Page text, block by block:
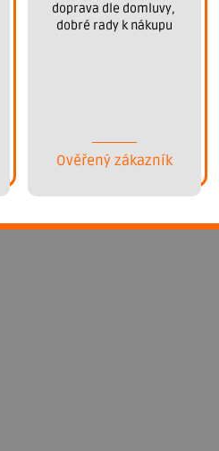
doprava dle domluvy,
dobré rady k nákupu
Ověřený zákazník